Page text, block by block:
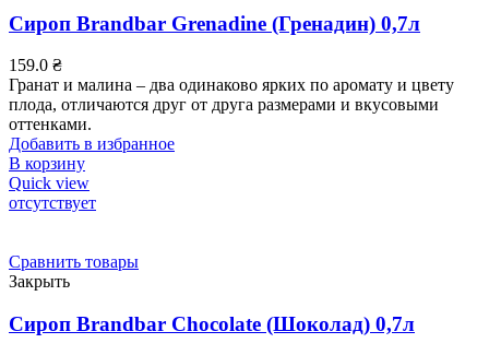
Сироп Brandbar Grenadine (Гренадин) 0,7л
159.0 ₴
Гранат и малина – два одинаково ярких по аромату и цвету
плода, отличаются друг от друга размерами и вкусовыми
оттенками.
Добавить в избранное
В корзину
Quick view
отсутствует
Сравнить товары
Закрыть
Сироп Brandbar Chocolate (Шоколад) 0,7л